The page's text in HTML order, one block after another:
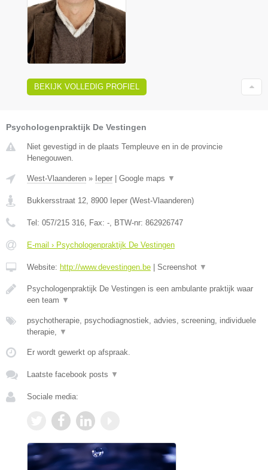
BEKIJK VOLLEDIG PROFIEL
Psychologenpraktijk De Vestingen
Niet gevestigd in de plaats Templeuve en in de provincie
Henegouwen.
West-Vlaanderen » Ieper Google maps ▼
Bukkersstraat 12, 8900 Ieper (West-Vlaanderen)
Tel: 057/215 316, Fax: -, BTW-nr: 862926747
E-mail › Psychologenpraktijk De Vestingen
Website: http://www.devestingen.be Screenshot ▼
Psychologenpraktijk De Vestingen is een ambulante praktijk waar
een team ▼
psychotherapie, psychodiagnostiek, advies, screening, individuele
therapie, ▼
Er wordt gewerkt op afspraak.
Laatste facebook posts ▼
Sociale media: